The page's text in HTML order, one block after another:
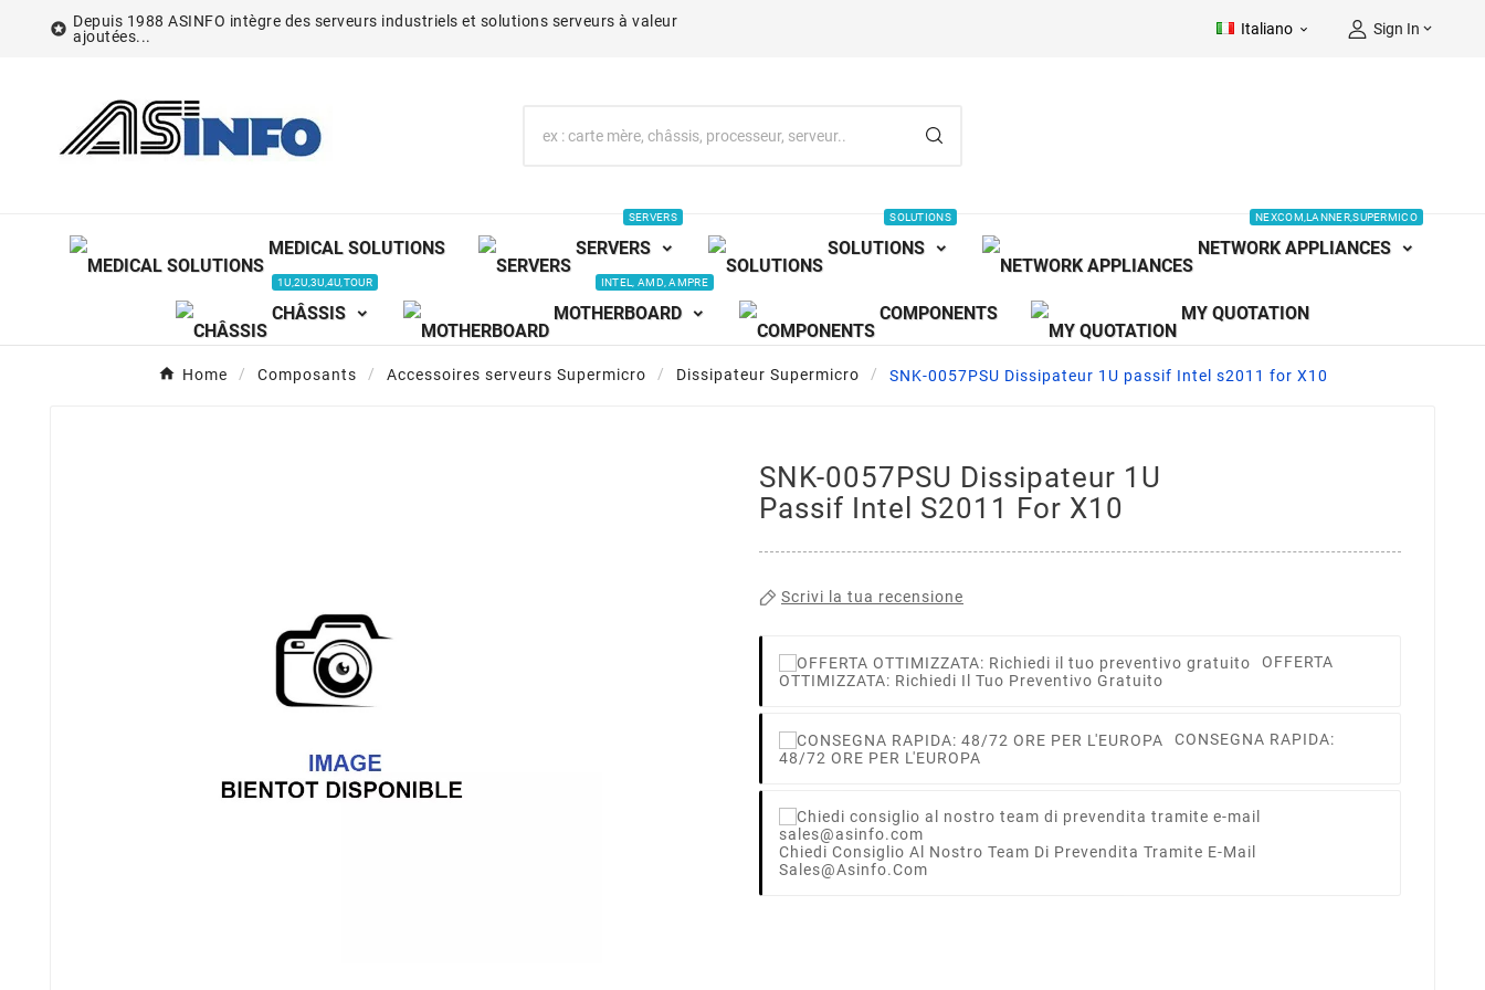
 Depuis 1988 ASINFO intègre des serveurs industriels et solutions serveurs à valeur
ajoutées...
Italiano  Sign In 
MEDICAL SOLUTIONS SERVERS
SERVERS
SOLUTIONS
SOLUTIONS
NETWORK APPLIANCES
NEXCOM,LANNER,SUPERMICO
CHÂSSIS
1U,2U,3U,4U,TOUR
MOTHERBOARD
INTEL, AMD, AMPRE
COMPONENTS MY QUOTATION
Home Composants Accessoires serveurs Supermicro Dissipateur Supermicro SNK-0057PSU Dissipateur 1U passif Intel s2011 for X10
SNK-0057PSU Dissipateur 1U
Passif Intel S2011 For X10
Scrivi la tua recensione
OFFERTA
OTTIMIZZATA: Richiedi Il Tuo Preventivo Gratuito
CONSEGNA RAPIDA:
48/72 ORE PER L'EUROPA
Chiedi Consiglio Al Nostro Team Di Prevendita Tramite E-Mail
Sales@asinfo.com